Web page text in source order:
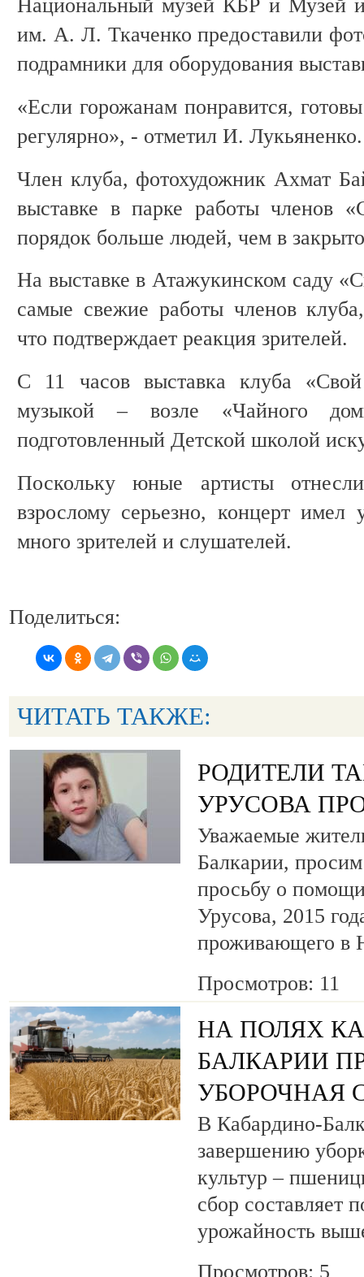
Национальный музей КБР и Музей
им. А. Л. Ткаченко предоставили
подрамники для оборудования
«Если горожанам понравится,
регулярно», - отметил И. Лукьяненко.
Член клуба, фотохудожник Ахмат
выставке в парке работы членов
порядок больше людей, чем в
На выставке в Атажукинском саду
самые свежие работы членов
что подтверждает реакция зрителей.
С 11 часов выставка клуба «Свой
музыкой – возле «Чайного
подготовленный Детской школой
Поскольку юные артисты
взрослому серьезно, концерт имел
много зрителей и слушателей.
Поделиться:
ЧИТАТЬ ТАКЖЕ:
РОДИТЕЛИ
УРУСОВА
Уважаемые
Балкарии,
просьбу о
Урусова, 2015
проживающего в
Просмотров: 11
НА ПОЛЯХ
БАЛКАРИИ
УБОРОЧНАЯ
В Кабардино-
завершению
культур –
сбор составляет
урожайность
Просмотров: 5